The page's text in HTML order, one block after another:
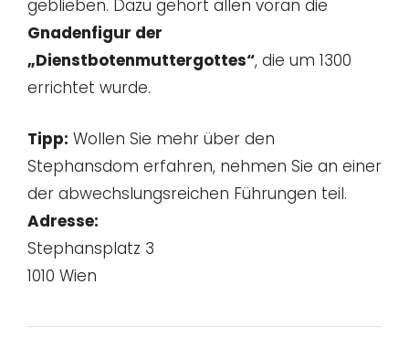
geblieben. Dazu gehört allen voran die
Gnadenfigur der
„Dienstbotenmuttergottes“, die um 1300
errichtet wurde.
Tipp: Wollen Sie mehr über den
Stephansdom erfahren, nehmen Sie an einer
der abwechslungsreichen Führungen teil.
Adresse:
Stephansplatz 3
1010 Wien